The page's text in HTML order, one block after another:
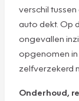
verschil
auto dekt. Op
ongevallen
opgenomen in
zelfverzekerd
Onderhoud,